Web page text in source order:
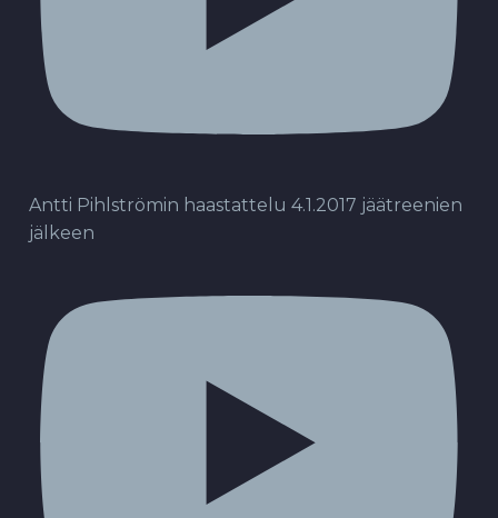
Antti Pihlströmin haastattelu 4.1.2017 jäätreenien
jälkeen